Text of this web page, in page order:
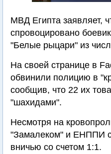
МВД Египта заявляет,
спровоцировано
"Белые рыцари" из
На своей странице в
обвинили полицию в
сообщив, что 22 их
"шахидами".
Несмотря на
"Замалеком" и ЕНППИ
вничью со счетом 1:1.